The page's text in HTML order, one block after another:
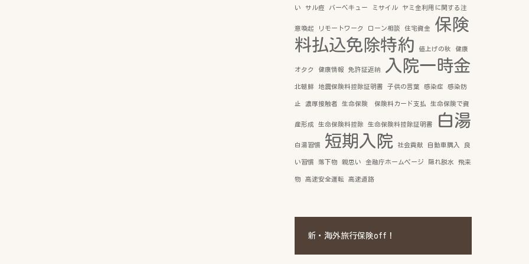
い サル痘 バーベキュー ミサイル ヤミ金利用に関する注
意喚起 リモートワーク ローン相談 住宅資金
保険
料払込免除特約
値上げの秋 健康
オタク 健康情報 免許証返納 入院一時金
北朝鮮 地震保険料控除証明書 子供の言葉 感染症 感染防
止 濃厚接触者 生命保険 保険料カード支払 生命保険で資
産形成 生命保険料控除 生命保険料控除証明書 白湯
白湯習慣 短期入院 社会貢献 自動車購入 良
い習慣 落下物 親思い 金融庁ホームページ 隠れ脱水 飛来
物 高速安全運転 高速道路
新・海外旅行保険off！